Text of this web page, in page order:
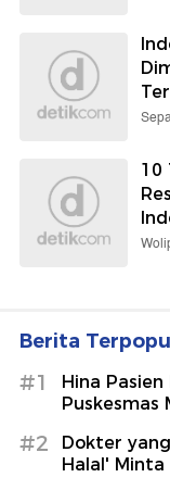
10
Berita
#1
Hina
Puskesmas
#2
Dokter
Halal' Minta